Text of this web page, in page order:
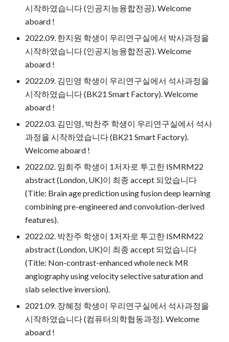
시작하였습니다 (인공지능융합전공). Welcome
aboard !
2022.09. 한지원 학생이 우리연구실에서 박사과정을
시작하였습니다 (인공지능융합전공). Welcome
aboard !
2022.09. 김민영 학생이 우리연구실에서 석사과정을
시작하였습니다 (BK21 Smart Factory). Welcome
aboard !
2022.03. 김민영, 박찬주 학생이 우리연구실에서 석사
과정을 시작하였습니다 (BK21 Smart Factory).
Welcome aboard !
2022.02. 임희주 학생이 1저자로 투고한 ISMRM22
abstract (London, UK)이 최종 accept 되었습니다
(Title: Brain age prediction using fusion deep learning
combining pre-engineered and convolution-derived
features).
2022.02. 박찬주 학생이 1저자로 투고한 ISMRM22
abstract (London, UK)이 최종 accept 되었습니다
(Title: Non-contrast-enhanced whole neck MR
angiography using velocity selective saturation and
slab selective inversion).
2021.09. 장혜정 학생이 우리연구실에서 석사과정을
시작하였습니다 (컴퓨터의학협동과정). Welcome
aboard !